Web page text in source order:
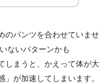
のパンツを合わせていませ
ないパターンかも
しまうと、かえって体が大
」が加速してしまいます。